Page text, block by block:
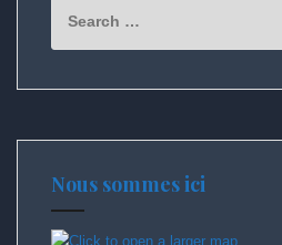
for:
Nous sommes ici